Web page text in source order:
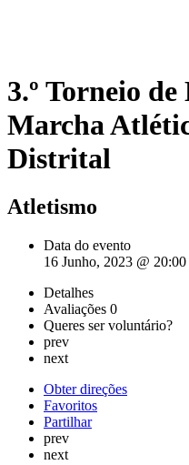
3.º Torneio
Marcha
Distrital
Atletismo
Data do evento
16 Junho, 2023 @ 20:00
Detalhes
Avaliações 0
Queres ser voluntário?
prev
next
Obter direções
Favoritos
Partilhar
prev
next